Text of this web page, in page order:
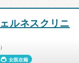
ルネスクリニ
女医在籍